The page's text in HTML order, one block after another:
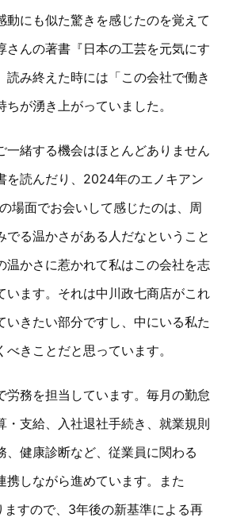
動にも似た驚きを感じたのを覚えて
さんの著書『日本の工芸を元気にす
読み終えた時には「この会社で働き
が湧き上がっていました。
一緒する機会はほとんどありません
を読んだり、2024年のエノキアン
場面でお会いして感じたのは、周
でる温かさがある人だなということ
温かさに惹かれて私はこの会社を志
います。それは中川政七商店がこれ
いきたい部分ですし、中にいる私た
きことだと思っています。
労務を担当しています。毎月の勤怠
・支給、入社退社手続き、就業規則
、健康診断など、従業員に関わる
携しながら進めています。また
ますので、3年後の新基準による再